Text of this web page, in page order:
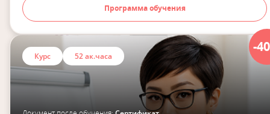
Программа обучения
-
Курс 52 ак.часа